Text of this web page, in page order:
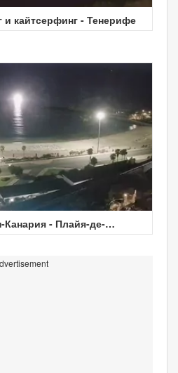
кайтсерфинг - Тенерифе
Канария - Плайя-де-